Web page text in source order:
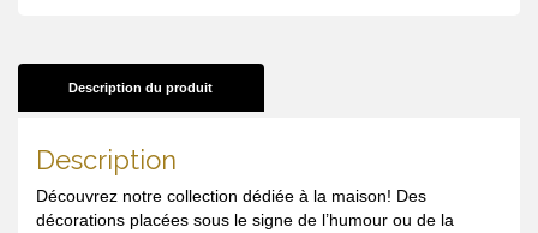
Description du produit
Description
Découvrez notre collection dédiée à la maison! Des
décorations placées sous le signe de l’humour ou de la